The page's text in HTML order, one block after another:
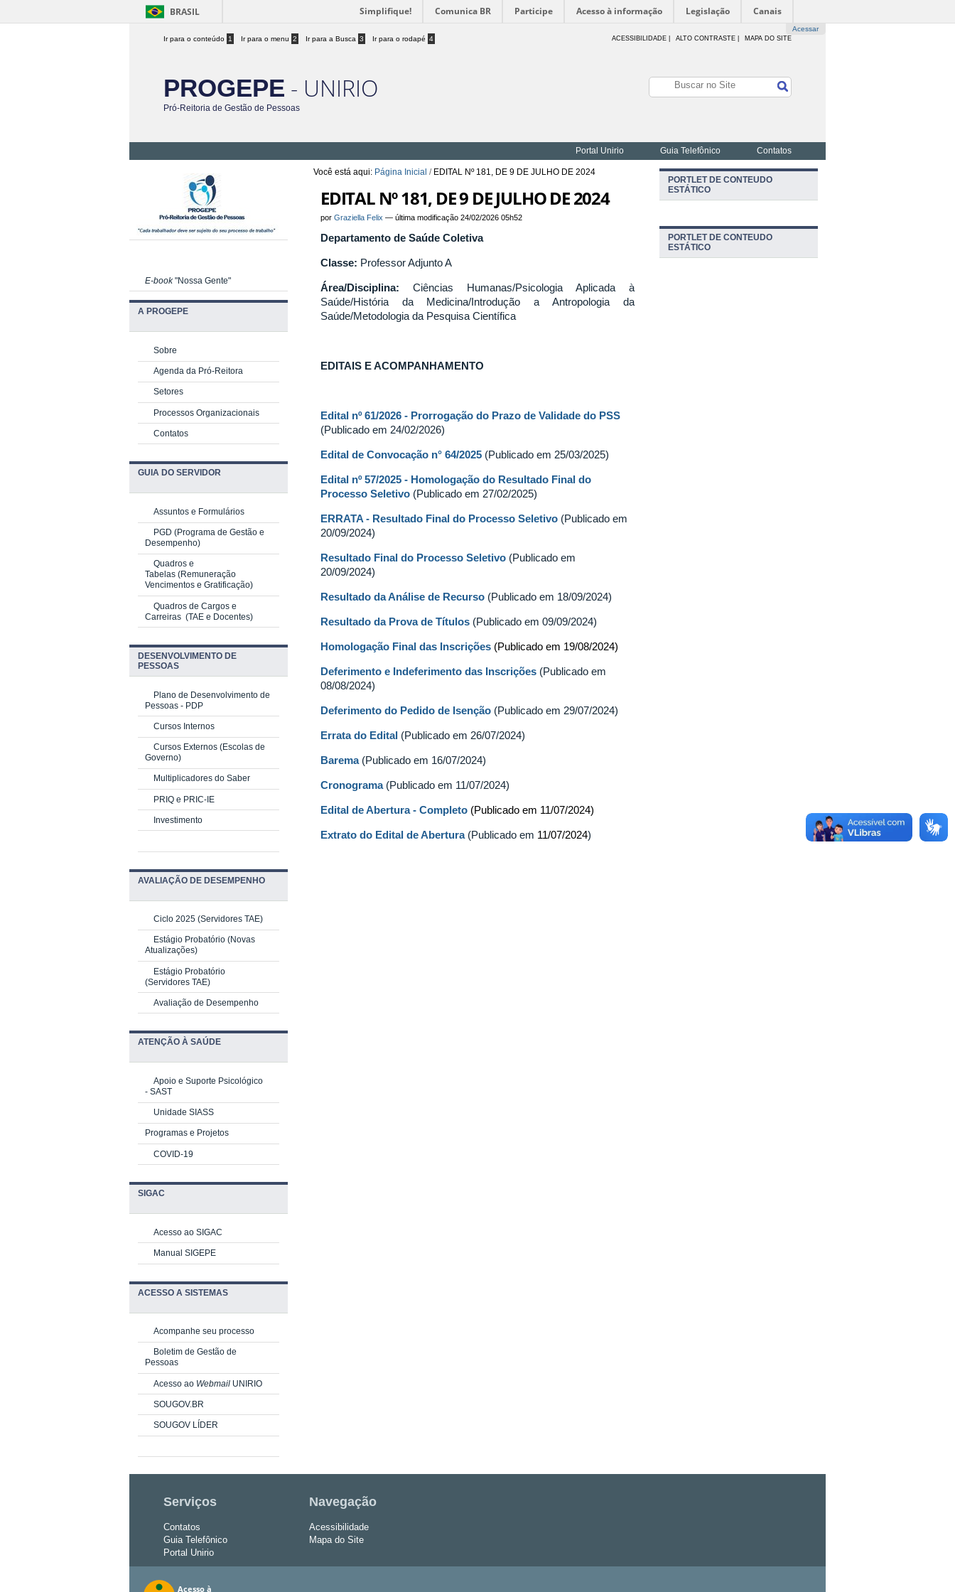
BRASIL Simplifique! Comunica BR Participe Acesso à informação Legislação Canais
Acessar
Ir para o conteúdo 1 Ir para o menu 2 Ir para a Busca 3 Ir para o rodapé 4 ACESSIBILIDADE ALTO CONTRASTE | MAPA DO SITE
PROGEPE - UNIRIO
Pró-Reitoria de Gestão de Pessoas
Portal Unirio Guia Telefônico Contatos
Você está aqui: Página Inicial / EDITAL Nº 181, DE 9 DE JULHO DE 2024
EDITAL Nº 181, DE 9 DE JULHO DE 2024
porGraziella Felix —última modificação 24/02/2026 05h52
Departamento de Saúde Coletiva
Classe: Professor Adjunto A
Área/Disciplina:Ciências Humanas/Psicologia Aplicada à
Saúde/História da Medicina/Introdução a Antropologia da
Saúde/Metodologia da Pesquisa Científica
EDITAIS E ACOMPANHAMENTO
Edital nº 61/2026 - Prorrogação do Prazo de Validade do PSS
(Publicado em 24/02/2026)
Edital de Convocação n° 64/2025 (Publicado em 25/03/2025)
Edital nº 57/2025 - Homologação do Resultado Final do
Processo Seletivo (Publicado em 27/02/2025)
ERRATA - Resultado Final do Processo Seletivo (Publicado em
20/09/2024)
Resultado Final do Processo Seletivo (Publicado em
20/09/2024)
Resultado da Análise de Recurso (Publicado em 18/09/2024)
Resultado da Prova de Títulos (Publicado em 09/09/2024)
Homologação Final das Inscrições (Publicado em 19/08/2024)
Deferimento e Indeferimento das Inscrições (Publicado em
08/08/2024)
Deferimento do Pedido de Isenção (Publicado em 29/07/2024)
Errata do Edital (Publicado em 26/07/2024)
Barema (Publicado em 16/07/2024)
Cronograma(Publicado em 11/07/2024)
Edital de Abertura - Completo (Publicado em 11/07/2024)
Extrato do Edital de Abertura (Publicado em 11/07/2024)
E-book"Nossa Gente"
A PROGEPE
Sobre
Agenda da Pró-Reitora
Setores
Processos Organizacionais
Contatos
GUIA DO SERVIDOR
Assuntos e Formulários
PGD (Programa de Gestão e
Desempenho)
Quadros e
Tabelas (Remuneração
Vencimentos e Gratificação)
Quadros de Cargos e
Carreiras (TAE e Docentes)
DESENVOLVIMENTO DE
PESSOAS
Plano de Desenvolvimento de
Pessoas - PDP
Cursos Internos
Cursos Externos (Escolas de
Governo)
Multiplicadores do Saber
PRIQ e PRIC-IE
Investimento
AVALIAÇÃO DE DESEMPENHO
Ciclo 2025 (Servidores TAE)
Estágio Probatório (Novas
Atualizações)
Estágio Probatório
(Servidores TAE)
Avaliação de Desempenho
ATENÇÃO À SAÚDE
Apoio e Suporte Psicológico
- SAST
Unidade SIASS
Programas e Projetos
COVID-19
SIGAC
Acesso ao SIGAC
Manual SIGEPE
ACESSO A SISTEMAS
Acompanhe seu processo
Boletim de Gestão de
Pessoas
Acesso ao Webmail UNIRIO
SOUGOV.BR
SOUGOV LÍDER
PORTLET DE CONTEUDO
ESTÁTICO
PORTLET DE CONTEUDO
ESTÁTICO
Serviços
Contatos
Guia Telefônico
Portal Unirio
Navegação
Acessibilidade
Mapa do Site